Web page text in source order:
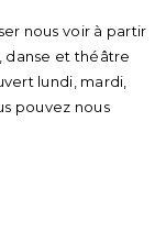
nous voir à partir
danse et théâtre
lundi, mardi,
pouvez nous